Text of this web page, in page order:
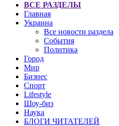
ВСЕ РАЗДЕЛЫ
Главная
Украина
Все новости раздела
События
Политика
Город
Мир
Бизнес
Спорт
Lifestyle
Шоу-биз
Наука
БЛОГИ ЧИТАТЕЛЕЙ